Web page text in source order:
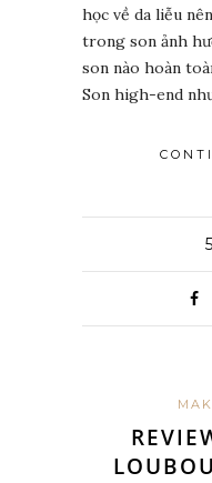
học về da liễu
trong son ảnh
son nào hoàn
Son high-end
5